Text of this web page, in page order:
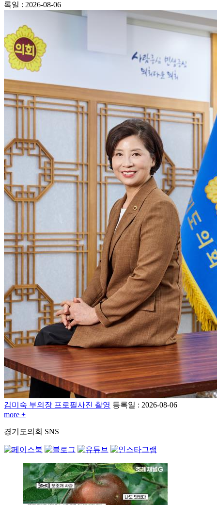
록일 : 2026-08-06
김미숙 부의장 프로필사진 촬영 등록일 : 2026-08-06
more +
경기도의회 SNS